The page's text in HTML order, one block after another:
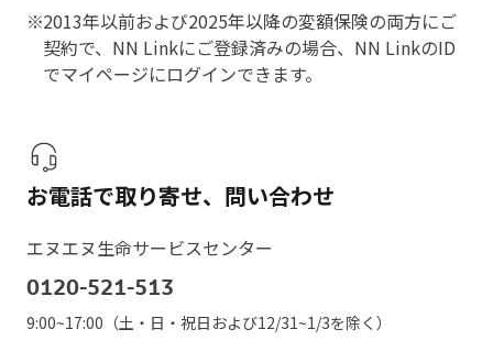
2013年以前および2025年以降の変額保険の両方にご
契約で、NN Linkにご登録済みの場合、NN LinkのID
でマイページにログインできます。
お電話で取り寄せ、 問い合わせ
エヌエヌ生命サービスセンター
0120-521-513
9:00~17:00（土・日・祝日および12/31~1/3を除く）